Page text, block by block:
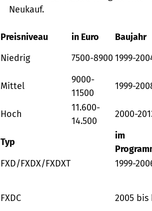
Neukauf.
Preisniveau in Euro Baujahr
Niedrig
7500-8900 1999-
Mittel
9000-
11500
1999-
Hoch
11.600-
14.500
2000-
Typ
im
FXD/FXDX/FXDXT
1999-
FXDC 2005 bis